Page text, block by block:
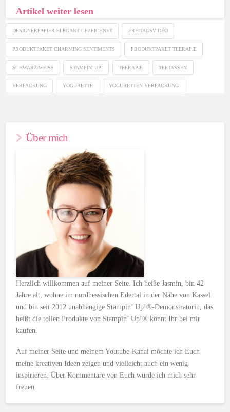
Artikel weiter lesen
DESIGNERPAPIER ELEGANT GEZEICHNET FREITAGSVIDEO
PRODUKTPAKET CHARMING SENTIMENTS PRODUKTPAKET TEERAPIE
SCHWARZ/WEISS STAMPIN' UP! TEERAPIE TEETASSEN
VERPACKUNG YOGURETTE YOGURETTEN VERPACKUNG
Über mich
Herzlich willkommen auf meiner Seite. Ich heiße Jasmin, bin 42
Jahre alt, wohne im nordhessischen Edertal in der Nähe von Kassel
und bin seit 2012 unabhängige Stampin’ Up!®-Demonstratorin, das
heißt die tollen Produkte von Stampin’ Up!® könnt Ihr bei mir
kaufen.
Auf meiner Seite und meinem Youtube-Kanal möchte ich Euch
meine kreativen Ideen zeigen und vielleicht auch ein wenig
inspirieren. Über Kommentare von Euch würde ich mich sehr
freuen.